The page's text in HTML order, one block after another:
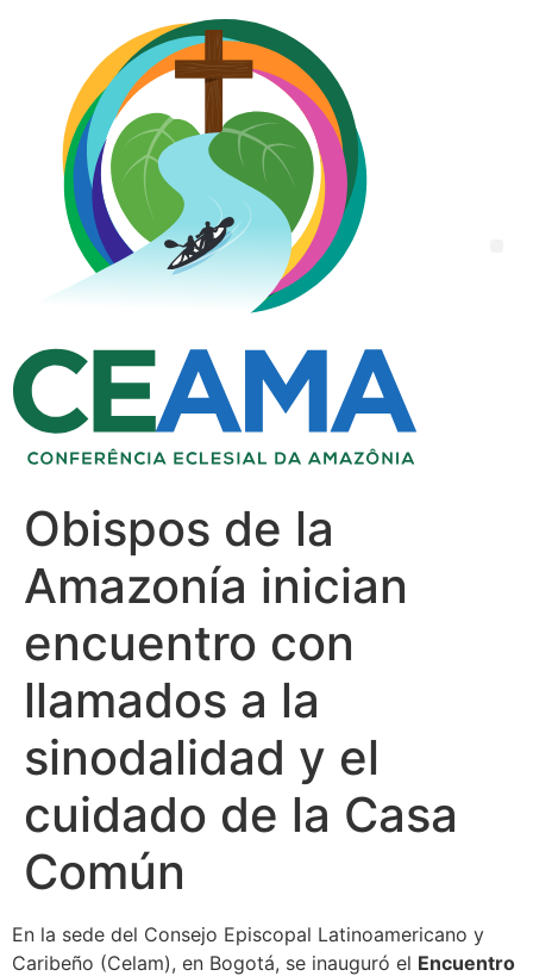
Obispos de la
Amazonía inician
encuentro con
llamados a la
sinodalidad y el
cuidado de la Casa
Común
En la sede del Consejo Episcopal Latinoamericano y
Caribeño (Celam), en Bogotá, se inauguró el Encuentro